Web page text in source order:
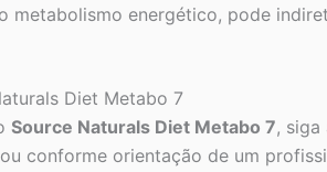
metabolismo energético, pode
Diet Metabo 7
Source Naturals Diet Metabo 7, siga
conforme orientação de um